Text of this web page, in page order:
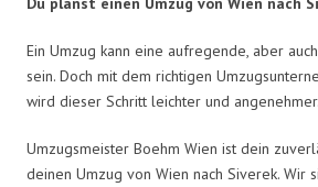
Ein Umzug kann eine aufregende, aber
sein. Doch mit dem richtigen
wird dieser Schritt leichter und angenehmer.
Umzugsmeister Boehm Wien ist dein
deinen Umzug von Wien nach Siverek. Wir